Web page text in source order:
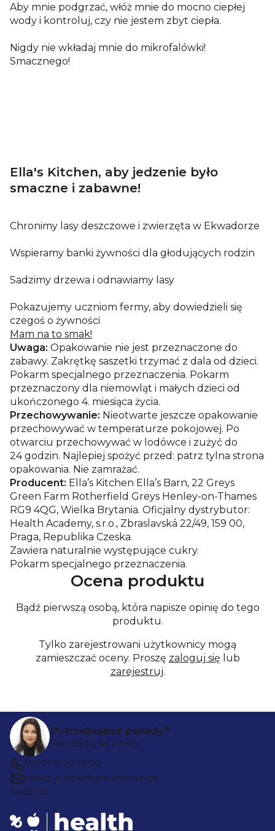
Aby mnie podgrzać, włóż mnie do mocno ciepłej
wody i kontroluj, czy nie jestem zbyt ciepła.
Nigdy nie wkładaj mnie do mikrofalówki!
Smacznego!
Ella's Kitchen, aby jedzenie było
smaczne i zabawne!
Chronimy lasy deszczowe i zwierzęta w Ekwadorze
Wspieramy banki żywności dla głodujących rodzin
Sadzimy drzewa i odnawiamy lasy
Pokazujemy uczniom fermy, aby dowiedzieli się
czegoś o żywności
Mam na to smak!
Uwaga: Opakowanie nie jest przeznaczone do
zabawy. Zakrętkę saszetki trzymać z dala od dzieci.
Pokarm specjalnego przeznaczenia. Pokarm
przeznaczony dla niemowląt i małych dzieci od
ukończonego 4. miesiąca życia.
Przechowywanie: Nieotwarte jeszcze opakowanie
przechowywać w temperaturze pokojowej. Po
otwarciu przechowywać w lodówce i zużyć do
24 godzin. Najlepiej spożyć przed: patrz tylna strona
opakowania. Nie zamrażać.
Producent: Ella’s Kitchen Ella’s Barn, 22 Greys
Green Farm Rotherfield Greys Henley-on-Thames
RG9 4QG, Wielka Brytania. Oficjalny dystrybutor:
Health Academy, s.r.o., Zbraslavská 22/49, 159 00,
Praga, Republika Czeska.
Zawiera naturalnie występujące cukry.
Pokarm specjalnego przeznaczenia.
Ocena produktu
Bądź pierwszą osobą, która napisze opinię do tego
produktu.
Tylko zarejestrowani użytkownicy mogą
zamieszczać oceny. Proszę zaloguj się lub
zarejestruj.
Potrzebujesz porady?
Skontaktuj się z nami
Pn–Pt 9:00–16:00
napisz w dowolnym momencie
Śledź nas: